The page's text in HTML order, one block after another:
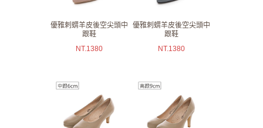
優雅刺蝟羊皮後空尖頭中
跟鞋
NT.1380
優雅刺蝟羊皮後空尖頭中
跟鞋
NT.1380